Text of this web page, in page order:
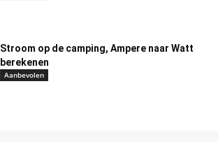
Stroom op de camping, Ampere naar Watt
berekenen
Aanbevolen